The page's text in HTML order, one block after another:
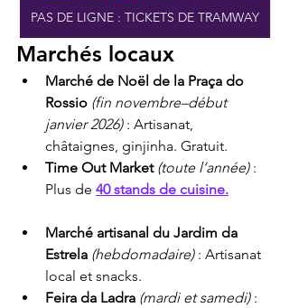
PAS DE LIGNE : TICKETS DE TRAMWAY
Marchés locaux
Marché de Noël de la Praça do
Rossio (fin novembre–début
janvier 2026) : Artisanat,
châtaignes, ginjinha. Gratuit.
Time Out Market (toute l’année) :
Plus de 40 stands de cuisine.
Marché artisanal du Jardim da
Estrela (hebdomadaire) : Artisanat
local et snacks.
Feira da Ladra (mardi et samedi) :